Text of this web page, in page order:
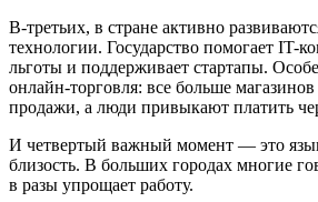
В-третьих, в стране активно
технологии. Государство помогает IT-
льготы и поддерживает стартапы.
онлайн-торговля: все больше
продажи, а люди привыкают платить
И четвертый важный момент — это
близость. В больших городах многие
в разы упрощает работу.